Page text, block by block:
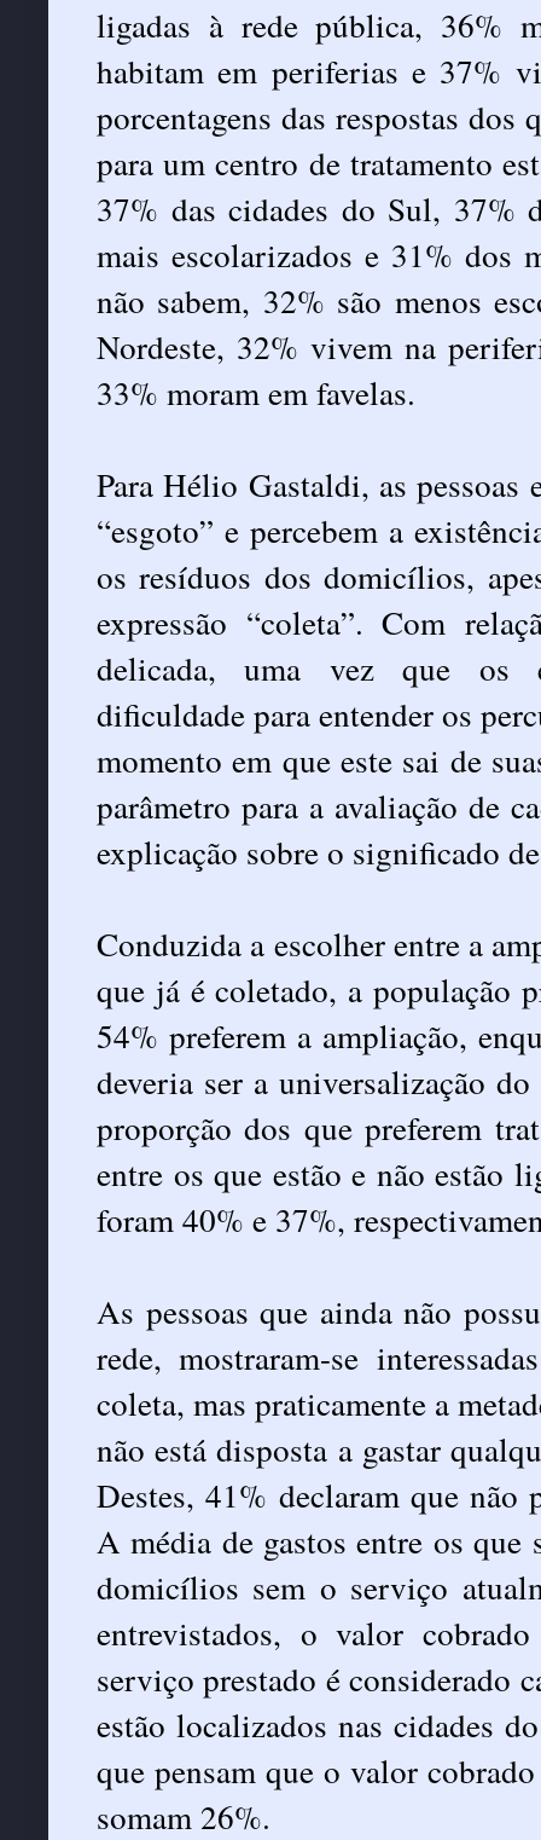
ligadas à rede pública, 36%
habitam em periferias e 37%
porcentagens das respostas
para um centro de tratamento
37% das cidades do Sul, 37%
mais escolarizados e 31% dos
não sabem, 32% são menos
Nordeste, 32% vivem na
33% moram em favelas.
Para Hélio Gastaldi, as
“esgoto” e percebem a
os resíduos dos domicílios,
expressão “coleta”. Com
delicada, uma vez que os
dificuldade para entender os
momento em que este sai de
parâmetro para a avaliação de
explicação sobre o significado
Conduzida a escolher entre a
que já é coletado, a população
54% preferem a ampliação,
deveria ser a universalização
proporção dos que preferem
entre os que estão e não estão
foram 40% e 37%,
As pessoas que ainda não
rede, mostraram-se
coleta, mas praticamente a
não está disposta a gastar
Destes, 41% declaram que não
A média de gastos entre os
domicílios sem o serviço
entrevistados, o valor
serviço prestado é considerado
estão localizados nas cidades
que pensam que o valor
somam 26%.